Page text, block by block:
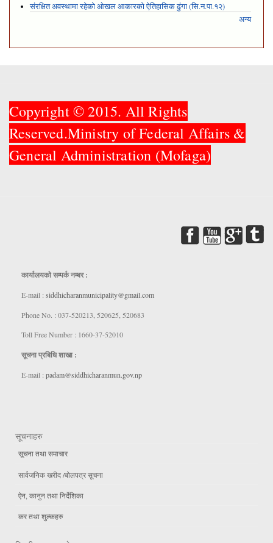
संरक्षित अवस्थामा रहेको ओखल आकारको ऐतिहासिक ढुंगा (सि.न.पा.१२)
अन्य
Copyright © 2015. All Rights
Reserved.Ministry of Federal Affairs &
General Administration (Mofaga)
कार्यालयकाे सम्पर्क नम्बर :
E-mail : siddhicharanmunicipality@gmail.com
Phone No. : 037-520213, 520625, 520683
Toll Free Number : 1660-37-52010
सूचना प्रबिधि शाखा :
E-mail : padam@siddhicharanmun.gov.np
सूचनाहरु
सूचना तथा समाचार
सार्वजनिक खरीद /बोलपत्र सूचना
ऐन, कानुन तथा निर्देशिका
कर तथा शुल्कहरु